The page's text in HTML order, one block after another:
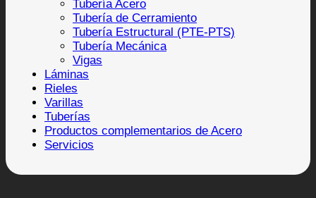
Tubería Acero
Tubería de Cerramiento
Tubería Estructural (PTE-PTS)
Tubería Mecánica
Vigas
Láminas
Rieles
Varillas
Tuberías
Productos complementarios de Acero
Servicios